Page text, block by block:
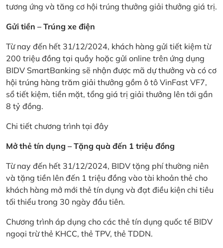
tương ứng và tăng cơ hội trúng thưởng giải thưởng giá trị.
Gửi tiền – Trúng xe điện
Từ nay đến hết 31/12/2024, khách hàng gửi tiết kiệm từ
200 triệu đồng tại quầy hoặc gửi online trên ứng dụng
BIDV SmartBanking sẽ nhận được mã dự thưởng và có cơ
hội trúng hàng trăm giải thưởng gồm ô tô VinFast VF7,
sổ tiết kiệm, tiền mặt, tổng giá trị giải thưởng lên tới gần
8 tỷ đồng.
Chi tiết chương trình tại đây
Mở thẻ tín dụng – Tặng quà đến 1 triệu đồng
Từ nay đến hết 31/12/2024, BIDV tặng phí thường niên
và tặng tiền lên đến 1 triệu đồng vào tài khoản thẻ cho
khách hàng mở mới thẻ tín dụng và đạt điều kiện chi tiêu
tối thiểu trong 30 ngày đầu tiên.
Chương trình áp dụng cho các thẻ tín dụng quốc tế BIDV
ngoại trừ thẻ KHCC, thẻ TPV, thẻ TDDN.